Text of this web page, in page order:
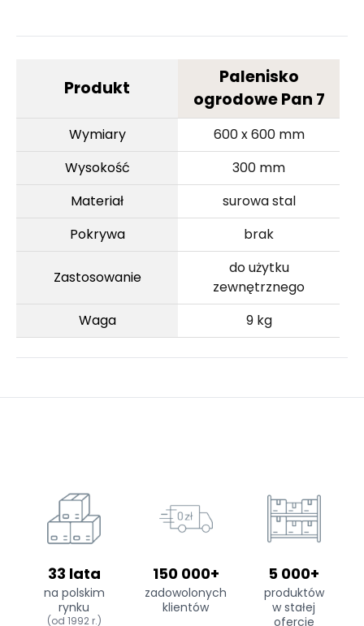
Produkt
Palenisko
ogrodowe Pan 7
Wymiary
600 x 600 mm
Wysokość
300 mm
Materiał
surowa stal
Pokrywa
brak
Zastosowanie
do użytku
zewnętrznego
Waga
9 kg
33 lata
na polskim
rynku
(od 1992 r.)
150 000+
zadowolonych
klientów
5 000+
produktów
w stałej
ofercie